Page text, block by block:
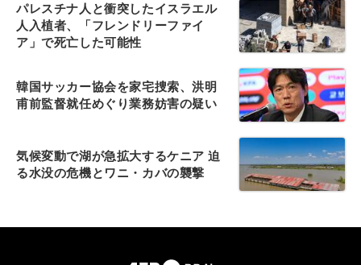
パレスチナ人と衝突したイスラエル
人入植者、「フレンドリーファイ
ア」で死亡した可能性
韓国サッカー協会を家宅捜索、洪明
甫前監督就任めぐり業務妨害の疑い
気候変動で湖が急拡大するケニア 迫
る水没の危機とワニ・カバの襲撃